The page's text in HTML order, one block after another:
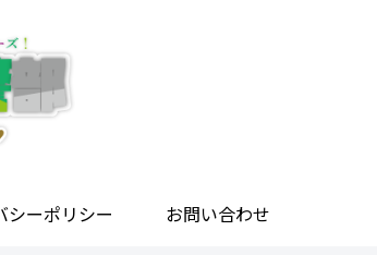
シーポリシー お問い合わせ